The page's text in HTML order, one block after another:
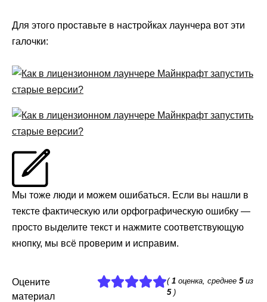
Для этого проставьте в настройках лаунчера вот эти
галочки:
Мы тоже люди и можем ошибаться. Если вы нашли в
тексте фактическую или орфографическую ошибку —
просто выделите текст и нажмите соответствующую
кнопку, мы всё проверим и исправим.
Оцените
материал
(1оценка, среднее 5из
5)